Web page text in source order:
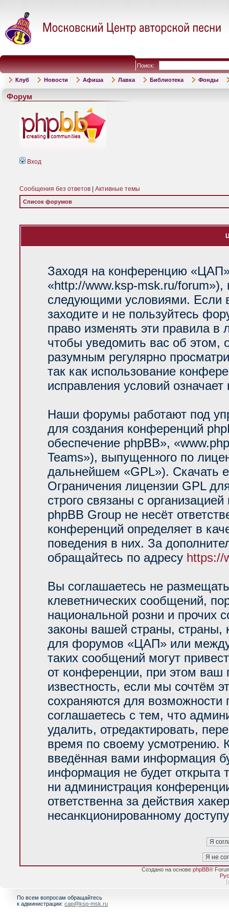
Поиск:
Клуб Новости Афиша Лавка Библиотека Фонды
Форум
Вход
Сообщения без ответов Активные темы
Список форумов
Заходя на конференцию
«http://www.ksp-msk.ru/forum»),
следующими условиями. Если
заходите и не пользуйтесь
право изменять эти правила
чтобы уведомить вас об
разумным регулярно
так как использование
исправления условий
Наши форумы работают под
для создания конференций
обеспечение phpBB»,
Teams»), выпущенного по
дальнейшем «GPL»). Скачать
Ограничения лицензии GPL
строго связаны с
phpBB Group не несёт
конференций определяет в
поведения в них. За
обращайтесь по адресу https://
Вы соглашаетесь не
клеветнических сообщений,
национальной розни и прочих
законы вашей страны, страны,
для форумов «ЦАП» или
таких сообщений могут
от конференции, при этом ваш
известность, если мы сочтём
сохраняются для возможности
соглашаетесь с тем, что
удалить, отредактировать,
время по своему усмотрению.
введённая вами информация
информация не будет открыта
ни администрация
ответственна за действия
несанкционированному
Создано на основе phpBB®
[
По всем вопросам обращайтесь
к администрации: cap@ksp-msk.ru